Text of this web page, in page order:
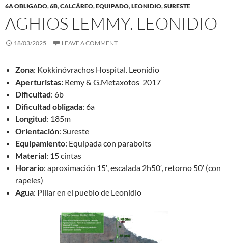
6A OBLIGADO,6B,CALCÁREO,EQUIPADO,LEONIDIO,SURESTE
AGHIOS LEMMY. LEONIDIO
18/03/2025 LEAVE A COMMENT
Zona: Kokkinóvrachos Hospital. Leonidio
Aperturistas: Remy & G.Metaxotos 2017
Dificultad: 6b
Dificultad obligada: 6a
Longitud: 185m
Orientación: Sureste
Equipamiento: Equipada con parabolts
Material: 15 cintas
Horario: aproximación 15′, escalada 2h50′, retorno 50′ (con
rapeles)
Agua: Pillar en el pueblo de Leonidio